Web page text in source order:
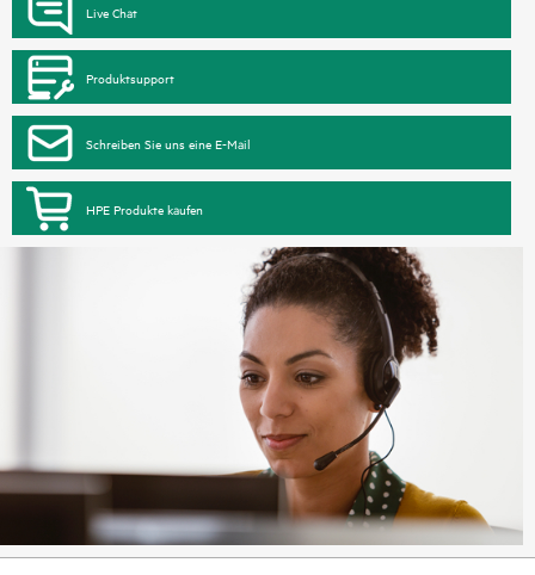
Live Chat
Produktsupport
Schreiben Sie uns eine E-Mail
HPE Produkte kaufen